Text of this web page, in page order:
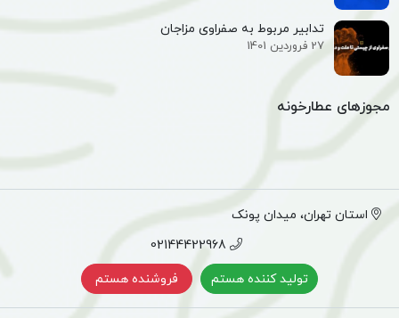
تدابیر مربوط به صفراوی مزاجان
27 فروردین 1401
مجوزهای عطارخونه
استان تهران، میدان پونک
02144422968
تولید کننده هستم
فروشنده هستم